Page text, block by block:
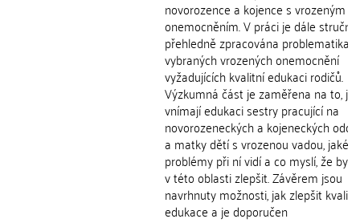
novorozence a kojence s vrozeným
onemocněním. V práci je dále
přehledně zpracována problematika
vybraných vrozených onemocnění
vyžadujících kvalitní edukaci rodičů.
Výzkumná část je zaměřena na to, jak
vnímají edukaci sestry pracující na
novorozeneckých a kojeneckých
a matky dětí s vrozenou vadou, jaké
problémy při ní vidí a co myslí, že by
v této oblasti zlepšit. Závěrem jsou
navrhnuty možnosti, jak zlepšit kvalitu
edukace a je doporučen